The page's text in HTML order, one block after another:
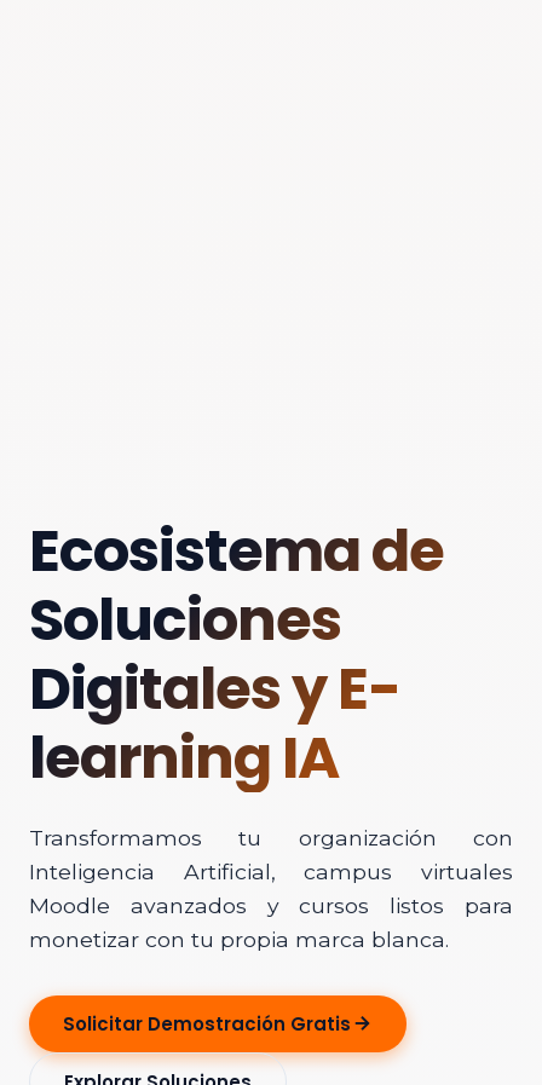
Ecosistema de
Soluciones
Digitales y E-
learning IA
Transformamos tu organización con
Inteligencia Artificial, campus virtuales
Moodle avanzados y cursos listos para
monetizar con tu propia marca blanca.
Solicitar Demostración Gratis